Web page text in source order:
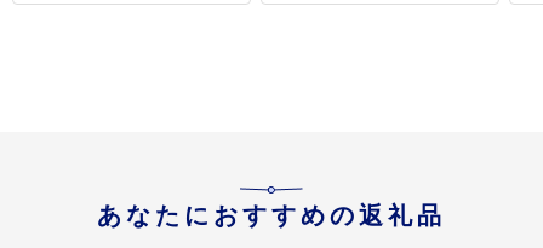
あなたにおすすめの返礼品